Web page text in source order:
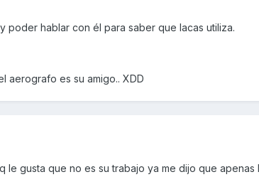
poder hablar con él para saber que lacas utiliza.
aerografo es su amigo.. XDD
gusta que no es su trabajo ya me dijo que apenas